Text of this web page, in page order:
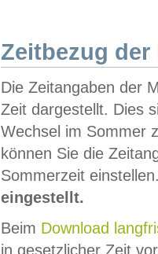
Zeitbezug der
Die Zeitangaben der
Zeit dargestellt. Dies
Wechsel im Sommer
können Sie die
Sommerzeit
eingestellt.
Beim Download
in gesetzlicher Zeit